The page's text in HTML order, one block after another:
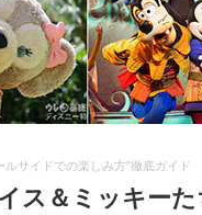
サイドでの楽しみ方”徹底ガイド
ス＆ミッキーた